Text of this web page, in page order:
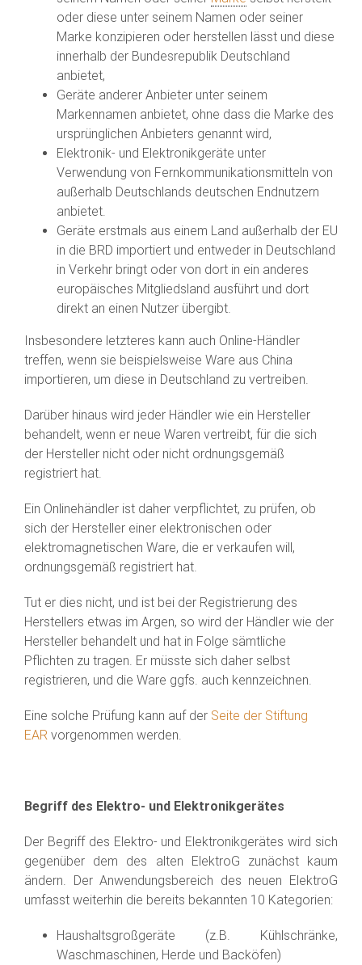
oder diese unter seinem Namen oder seiner
Marke konzipieren oder herstellen lässt und diese
innerhalb der Bundesrepublik Deutschland
anbietet,
Geräte anderer Anbieter unter seinem
Markennamen anbietet, ohne dass die Marke des
ursprünglichen Anbieters genannt wird,
Elektronik- und Elektronikgeräte unter
Verwendung von Fernkommunikationsmitteln von
außerhalb Deutschlands deutschen Endnutzern
anbietet.
Geräte erstmals aus einem Land außerhalb der EU
in die BRD importiert und entweder in Deutschland
in Verkehr bringt oder von dort in ein anderes
europäisches Mitgliedsland ausführt und dort
direkt an einen Nutzer übergibt.
Insbesondere letzteres kann auch Online-Händler
treffen, wenn sie beispielsweise Ware aus China
importieren, um diese in Deutschland zu vertreiben.
Darüber hinaus wird jeder Händler wie ein Hersteller
behandelt, wenn er neue Waren vertreibt, für die sich
der Hersteller nicht oder nicht ordnungsgemäß
registriert hat.
Ein Onlinehändler ist daher verpflichtet, zu prüfen, ob
sich der Hersteller einer elektronischen oder
elektromagnetischen Ware, die er verkaufen will,
ordnungsgemäß registriert hat.
Tut er dies nicht, und ist bei der Registrierung des
Herstellers etwas im Argen, so wird der Händler wie der
Hersteller behandelt und hat in Folge sämtliche
Pflichten zu tragen. Er müsste sich daher selbst
registrieren, und die Ware ggfs. auch kennzeichnen.
Eine solche Prüfung kann auf der Seite der Stiftung
EAR vorgenommen werden.
Begriff des Elektro- und Elektronikgerätes
Der Begriff des Elektro- und Elektronikgerätes wird sich
gegenüber dem des alten ElektroG zunächst kaum
ändern. Der Anwendungsbereich des neuen ElektroG
umfasst weiterhin die bereits bekannten 10 Kategorien:
Haushaltsgroßgeräte (z.B. Kühlschränke,
Waschmaschinen, Herde und Backöfen)